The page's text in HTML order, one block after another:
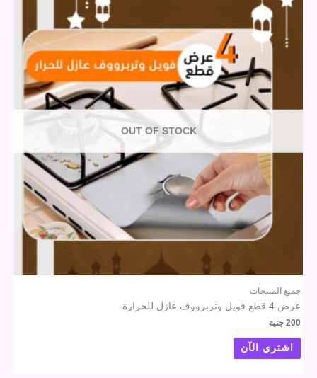
OUT OF STOCK
جميع المنتجات
عرض 4 قطع فويل وتربرووف عازل للحرارة
200 جنية
اشتري الآن